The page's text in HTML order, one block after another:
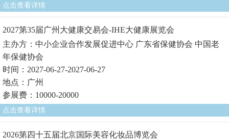
点击查看详情
2027第35届广州大健康交易会-IHE大健康展览会
主办方：中小企业合作发展促进中心 广东省保健协会 中国老
年保健协会
时间：2027-06-27-2027-06-27
地点：广州
参展费：10000-20000
点击查看详情
2026第四十五届北京国际美容化妆品博览会